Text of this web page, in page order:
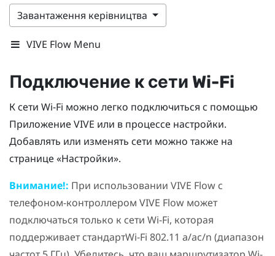
Завантаження керівництва
VIVE Flow Menu
Подключение к сети Wi-Fi
К сети Wi-Fi можно легко подключиться с помощью
Приложение VIVE или в процессе настройки.
Добавлять или изменять сети можно также на
странице «Настройки».
Внимание!: При использовании VIVE Flowс
телефоном-контроллером VIVE Flow может
подключаться только к сети Wi-Fi, которая
поддерживает стандартWi-Fi 802.11 a/ac/n (диапазон